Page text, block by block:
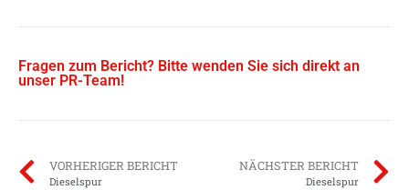
Fragen zum Bericht? Bitte wenden Sie sich direkt an
unser PR-Team!
VORHERIGER BERICHT
Dieselspur
NÄCHSTER BERICHT
Dieselspur